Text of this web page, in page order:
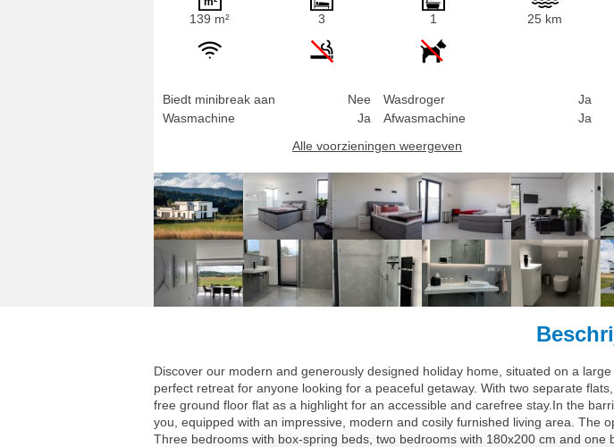
139 m² 3 1 25 km
Biedt minibreak aan
Nee
Wasmachine
Ja
Wasdroger
Ja
Afwasmachine
Ja
Alle voorzieningen weergeven
Discover our modern and generously designed holiday home, situated on a
perfect retreat for anyone looking for a peaceful getaway. With two separate
free ground floor flat as a highlight for an accessible and carefree stay.In the
you, equipped with an impressive, modern and cosily furnished living area. The
Three bedrooms with box-spring beds, two bedrooms with 180x200 cm and